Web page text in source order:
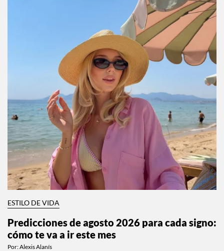
ESTILO DE VIDA
Predicciones de agosto 2026 para cada signo:
cómo te va a ir este mes
Por:Alexis Alanís